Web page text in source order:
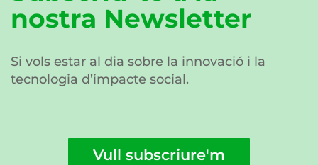
nostra Newsletter
Si vols estar al dia sobre la innovació i la
tecnologia d’impacte social.
Vull subscriure'm